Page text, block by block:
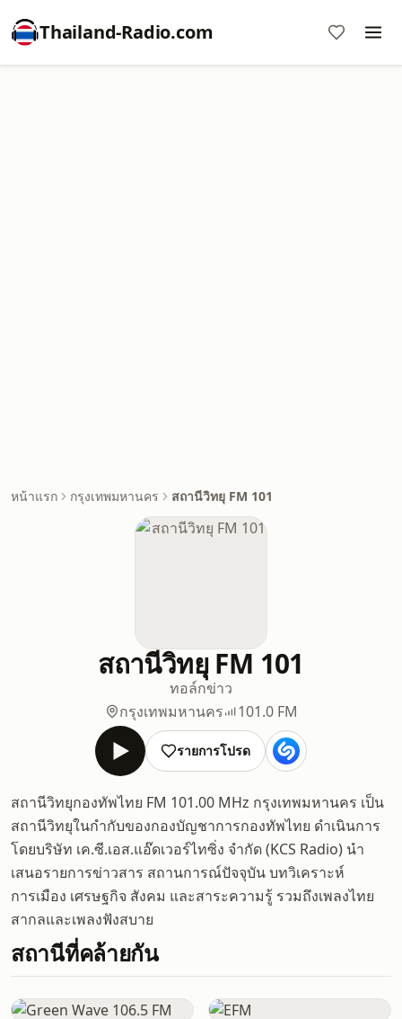
Thailand-Radio.com
หน้าแรก กรุงเทพมหานคร สถานีวิทยุ FM 101
สถานีวิทยุ FM 101
ทอล์กข่าว
กรุงเทพมหานคร
101.0 FM
รายการโปรด
สถานีวิทยุกองทัพไทย FM 101.00 MHz กรุงเทพมหานคร เป็น
สถานีวิทยุในกำกับของกองบัญชาการกองทัพไทย ดำเนินการ
โดยบริษัท เค.ซี.เอส.แอ๊ดเวอร์ไทซิ่ง จำกัด (KCS Radio) นำ
เสนอรายการข่าวสาร สถานการณ์ปัจจุบัน บทวิเคราะห์
การเมือง เศรษฐกิจ สังคม และสาระความรู้ รวมถึงเพลงไทย
สากลและเพลงฟังสบาย
สถานีที่คล้ายกัน